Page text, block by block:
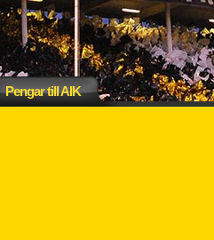
Pengar till AIK